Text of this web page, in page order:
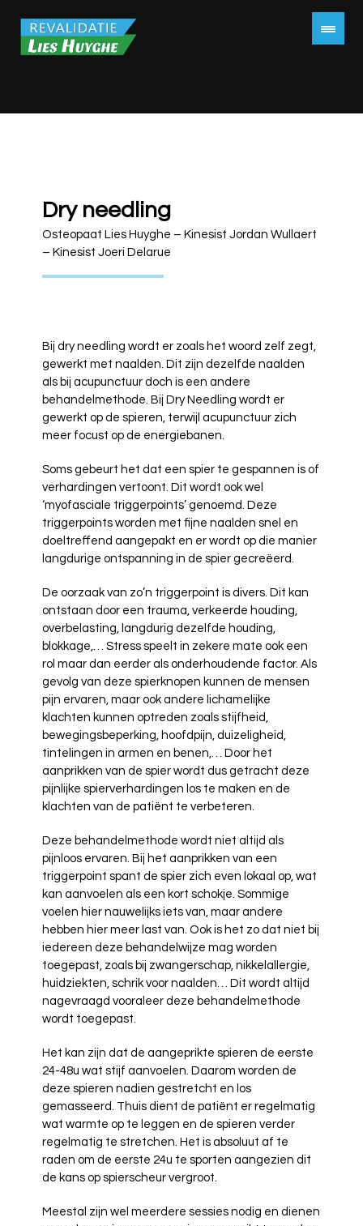
Dry needling
Osteopaat Lies Huyghe – Kinesist Jordan Wullaert
– Kinesist Joeri Delarue
Bij dry needling wordt er zoals het woord zelf zegt,
gewerkt met naalden. Dit zijn dezelfde naalden
als bij acupunctuur doch is een andere
behandelmethode. Bij Dry Needling wordt er
gewerkt op de spieren, terwijl acupunctuur zich
meer focust op de energiebanen.
Soms gebeurt het dat een spier te gespannen is of
verhardingen vertoont. Dit wordt ook wel
‘myofasciale triggerpoints’ genoemd. Deze
triggerpoints worden met fijne naalden snel en
doeltreffend aangepakt en er wordt op die manier
langdurige ontspanning in de spier gecreëerd.
De oorzaak van zo’n triggerpoint is divers. Dit kan
ontstaan door een trauma, verkeerde houding,
overbelasting, langdurig dezelfde houding,
blokkage,… Stress speelt in zekere mate ook een
rol maar dan eerder als onderhoudende factor. Als
gevolg van deze spierknopen kunnen de mensen
pijn ervaren, maar ook andere lichamelijke
klachten kunnen optreden zoals stijfheid,
bewegingsbeperking, hoofdpijn, duizeligheid,
tintelingen in armen en benen,… Door het
aanprikken van de spier wordt dus getracht deze
pijnlijke spierverhardingen los te maken en de
klachten van de patiënt te verbeteren.
Deze behandelmethode wordt niet altijd als
pijnloos ervaren. Bij het aanprikken van een
triggerpoint spant de spier zich even lokaal op, wat
kan aanvoelen als een kort schokje. Sommige
voelen hier nauwelijks iets van, maar andere
hebben hier meer last van. Ook is het zo dat niet bij
iedereen deze behandelwijze mag worden
toegepast, zoals bij zwangerschap, nikkelallergie,
huidziekten, schrik voor naalden… Dit wordt altijd
nagevraagd vooraleer deze behandelmethode
wordt toegepast.
Het kan zijn dat de aangeprikte spieren de eerste
24-48u wat stijf aanvoelen. Daarom worden de
deze spieren nadien gestretcht en los
gemasseerd. Thuis dient de patiënt er regelmatig
wat warmte op te leggen en de spieren verder
regelmatig te stretchen. Het is absoluut af te
raden om de eerste 24u te sporten aangezien dit
de kans op spierscheur vergroot.
Meestal zijn wel meerdere sessies nodig en dienen